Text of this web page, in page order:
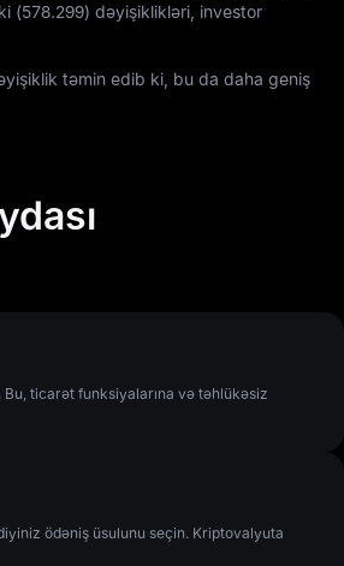
(578.299) dəyişiklikləri, investor
təmin edib ki, bu da daha geniş
ticarət funksiyalarına və təhlükəsiz
ödəniş üsulunu seçin. Kriptovalyuta